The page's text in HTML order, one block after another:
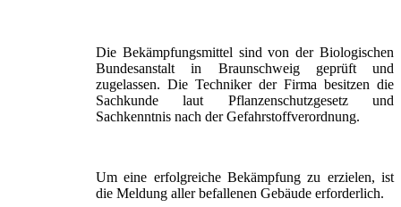
Die Bekämpfungsmittel sind von der Biologischen
Bundesanstalt in Braunschweig geprüft und
zugelassen. Die Techniker der Firma besitzen die
Sachkunde laut Pflanzenschutzgesetz und
Sachkenntnis nach der Gefahrstoffverordnung.
Um eine erfolgreiche Bekämpfung zu erzielen, ist
die Meldung aller befallenen Gebäude erforderlich.